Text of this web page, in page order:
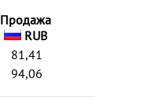
Продажа
RUB
81,41
94,06